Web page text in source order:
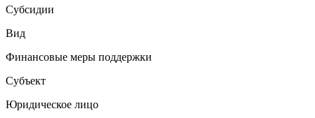
Субсидии
Вид
Финансовые меры поддержки
Субъект
Юридическое лицо